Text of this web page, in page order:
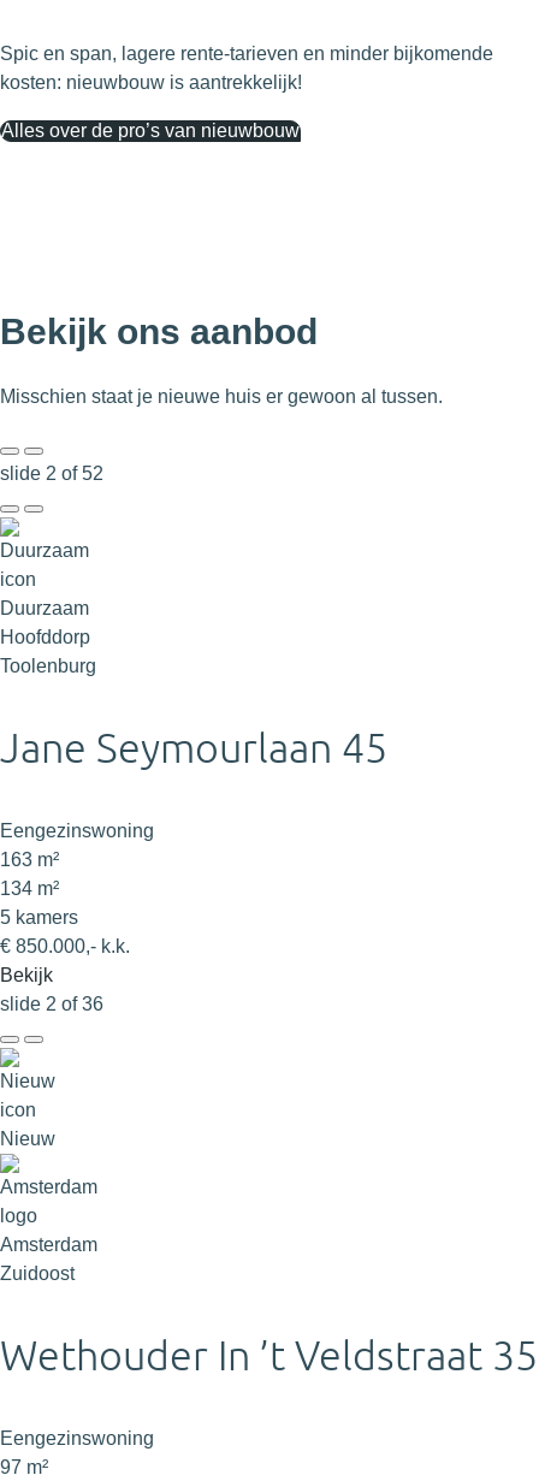
Spic en span, lagere rente-tarieven en minder bijkomende
kosten: nieuwbouw is aantrekkelijk!
Alles over de pro’s van nieuwbouw
Bekijk ons aanbod
Misschien staat je nieuwe huis er gewoon al tussen.
slide 2 of 52
Duurzaam
Hoofddorp
Toolenburg
Jane Seymourlaan 45
Eengezinswoning
163 m²
134 m²
5 kamers
€ 850.000,- k.k.
Bekijk
slide 2 of 36
Nieuw
Amsterdam
Zuidoost
Wethouder In ’t Veldstraat 35
Eengezinswoning
97 m²